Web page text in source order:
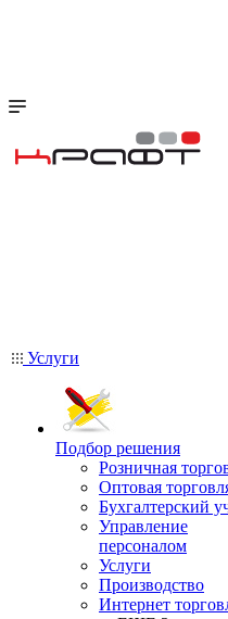
Услуги
Подбор решения
Розничная
Оптовая
Бухгалтерский
Управление
персоналом
Услуги
Производство
Интернет